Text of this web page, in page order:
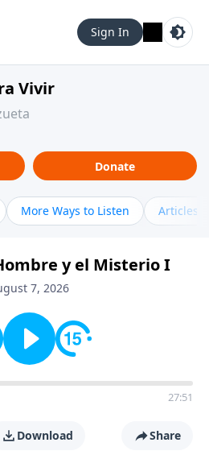
Sign In
Vivir
Donate
More Ways to Listen Articles
y el Misterio I
7, 2026
27:51
Download Share